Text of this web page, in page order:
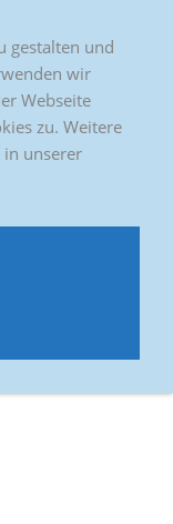
gestalten und
wir
Webseite
zu. Weitere
in unserer